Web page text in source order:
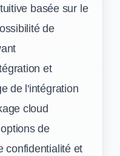
basée sur le
de
et
de l'intégration
cloud
de
confidentialité et